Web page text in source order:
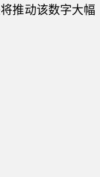
推动该数字大幅